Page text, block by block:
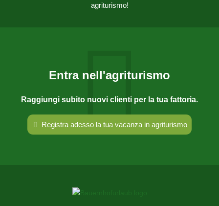
agriturismo!
Entra nell'agriturismo
Raggiungi subito nuovi clienti per la tua fattoria.
Registra adesso la tua vacanza in agriturismo